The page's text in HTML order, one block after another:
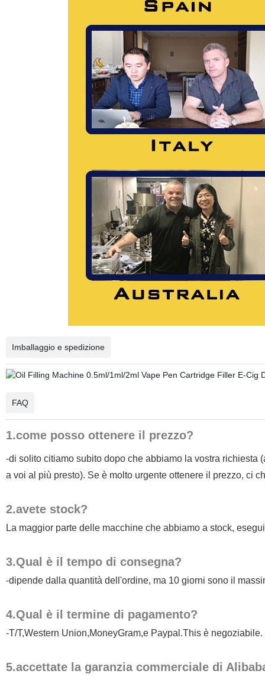
Imballaggio e spedizione
FAQ
1.come posso ottenere il prezzo?
-di solito citiamo subito dopo che abbiamo la vostra
a voi al più presto). Se è molto urgente ottenere il prezzo, ci
2.avete stock?
La maggior parte delle macchine che abbiamo a stock,
3.Qual è il tempo di consegna?
-dipende dalla quantità dell'ordine, ma 10 giorni sono il
4.Qual è il termine di pagamento?
-T/T,Western Union,MoneyGram,e Paypal.This è negoziabile.
5.accettate la garanzia commerciale di